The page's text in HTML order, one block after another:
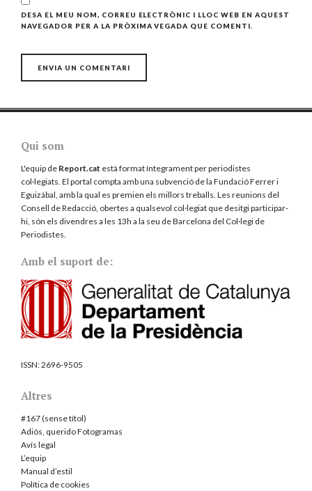
DESA EL MEU NOM, CORREU ELECTRÒNIC I LLOC WEB EN AQUEST
NAVEGADOR PER A LA PRÒXIMA VEGADA QUE COMENTI.
Qui som
L'equip de Report.cat està format íntegrament per periodistes
col·legiats. El portal compta amb una subvenció de la Fundació Ferrer i
Eguizábal, amb la qual es premien els millors treballs. Les reunions del
Consell de Redacció, obertes a qualsevol col·legiat que desitgi participar-
hi, són els divendres a les 13h a la seu de Barcelona del Col·legi de
Periodistes.
Amb el suport de:
ISSN:2696-9505
Altres
#167 (sense títol)
Adiós, querido Fotogramas
Avís legal
L’equip
Manual d’estil
Política de cookies